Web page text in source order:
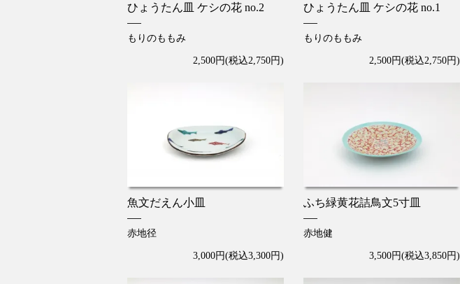
ひょうたん皿 ケシの花 no.2
もりのももみ
2,500円(税込2,750円)
ひょうたん皿 ケシの花 no.1
もりのももみ
2,500円(税込2,750円)
魚文だえん小皿
赤地径
3,000円(税込3,300円)
ふち緑黄花詰鳥文5寸皿
赤地健
3,500円(税込3,850円)